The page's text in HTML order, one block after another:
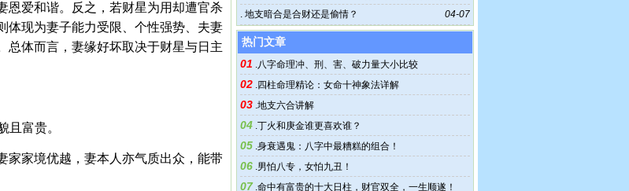
恩爱和谐。反之，若财星为用却遭官杀
体现为妻子能力受限、个性强势、夫妻
总体而言，妻缘好坏取决于财星与日主
且富贵。
家家境优越，妻本人亦气质出众，能带
为上等富格
04-07
. 地支暗合是合财还是偷情？
热门文章
01 .八字命理冲、刑、害、破力量大小比较
02 .四柱命理精论：女命十神象法详解
03 .地支六合讲解
04 .丁火和庚金谁更喜欢谁？
05 .身衰遇鬼：八字中最糟糕的组合！
06 .男怕八专，女怕九丑！
07 .命中有富贵的十大日柱，财官双全，一生顺遂！